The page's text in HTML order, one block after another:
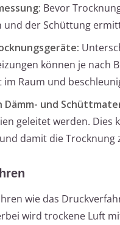
Bevor
und der Schüttung
können je nach
Raum und
Dämm- und
geleitet werden. Dies
damit die Trocknung
wie das
wird trockene Luft